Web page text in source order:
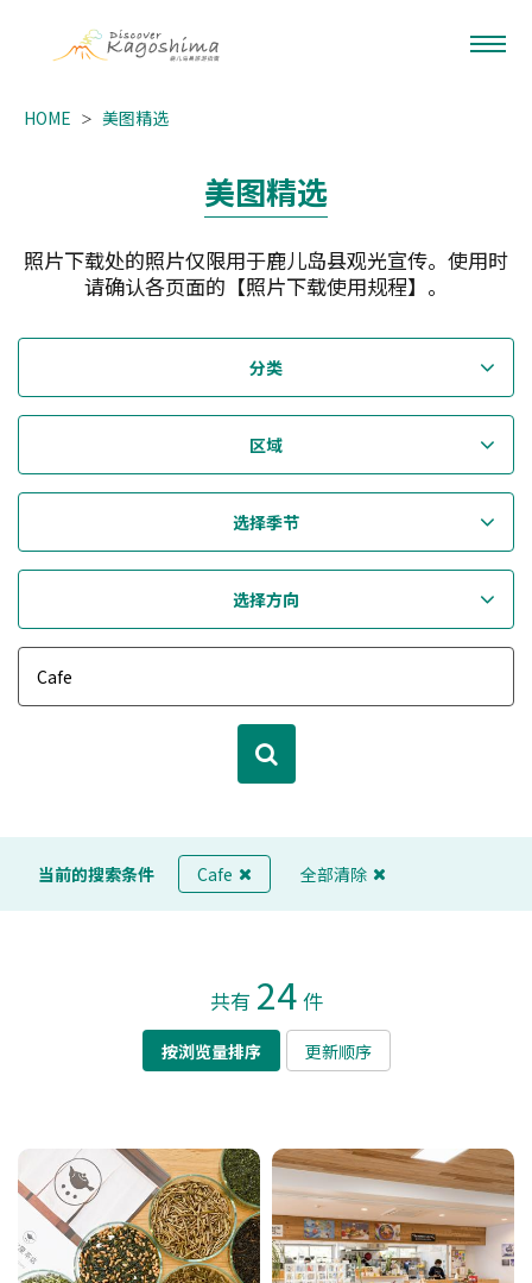
HOME 美图精选
美图精选
照片下载处的照片仅限用于鹿儿岛县观光宣传。使用时
请确认各页面的【照片下载使用规程】。
分类
区域
选择季节
选择方向
当前的搜索条件 Cafe 全部清除
共有 24 件
按浏览量排序 更新顺序